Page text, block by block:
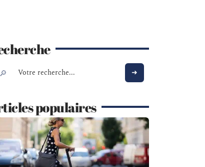
populaires